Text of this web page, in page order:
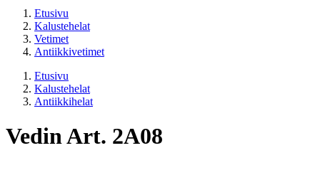
Etusivu
Kalustehelat
Vetimet
Antiikkivetimet
Etusivu
Kalustehelat
Antiikkihelat
Vedin Art. 2A08